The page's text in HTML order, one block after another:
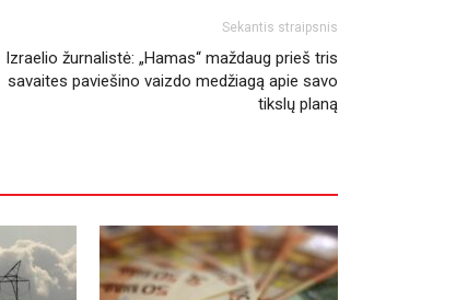
Sekantis straipsnis
Izraelio žurnalistė: „Hamas“ maždaug prieš tris
savaites paviešino vaizdo medžiagą apie savo
tikslų planą